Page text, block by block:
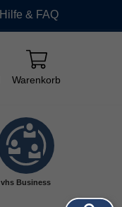
Hilfe & FAQ
Warenkorb
vhs Business